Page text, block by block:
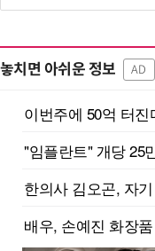
놓치면 아쉬운 정보 AD